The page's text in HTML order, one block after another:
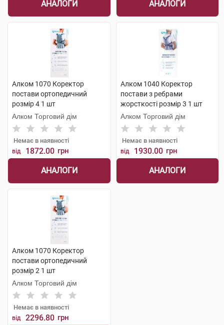
АНАЛОГИ АНАЛОГИ
Алком 1070 Коректор
постави ортопедичний
розмір 4 1 шт
Алком Торговий дім
Немає в наявності
від 1872.00 грн
АНАЛОГИ
Алком 1040 Коректор
постави з ребрами
жорсткості розмір 3 1 шт
Алком Торговий дім
Немає в наявності
від 1930.00 грн
АНАЛОГИ
Алком 1070 Коректор
постави ортопедичний
розмір 2 1 шт
Алком Торговий дім
Немає в наявності
від 2296.80 грн